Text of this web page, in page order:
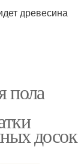
древесина
пола
досок